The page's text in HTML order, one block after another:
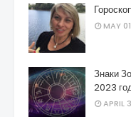
MAY
Знаки
2023
APRIL